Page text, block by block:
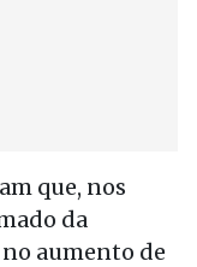
que, nos
da
aumento de